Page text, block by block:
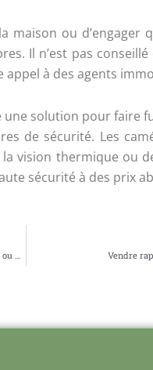
ou d’engager
Il n’est pas
à des agents
une solution pour faire
de sécurité. Les
vision thermique ou
sécurité à des prix
Responsabilités d’un garant dans le cadre d’une hypothèque ou d’un contrat de location Vendre